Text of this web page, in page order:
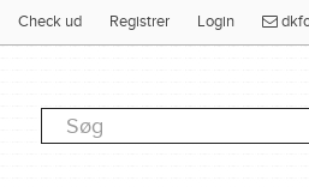
Check ud Registrer Login